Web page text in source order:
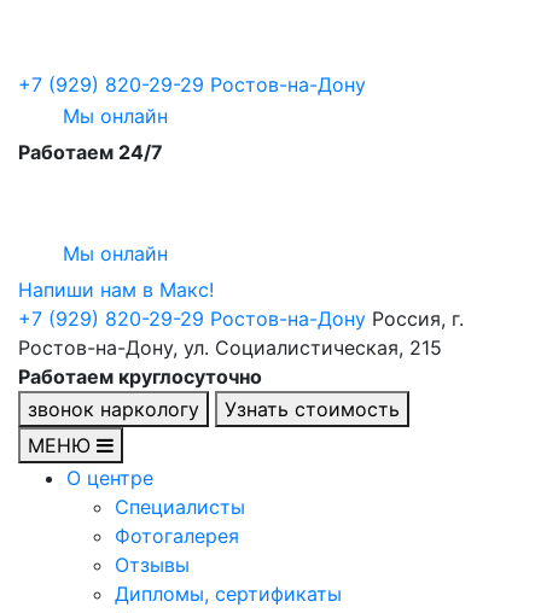
+7 (929) 820-29-29 Ростов-на-Дону
Мы онлайн
Работаем 24/7
Мы онлайн
Напиши нам в Maкс!
+7 (929) 820-29-29 Ростов-на-Дону Россия, г.
Ростов-на-Дону, ул. Социалистическая, 215
Работаем круглосуточно
звонок наркологу
Узнать стоимость
МЕНЮ
О центре
Специалисты
Фотогалерея
Отзывы
Дипломы, сертификаты